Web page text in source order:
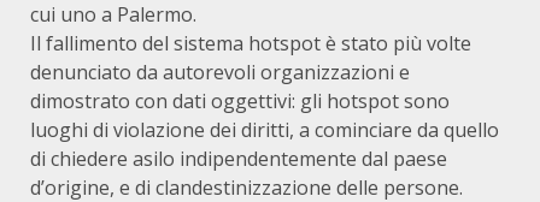
cui uno a Palermo.
Il fallimento del sistema hotspot è stato più volte
denunciato da autorevoli organizzazioni e
dimostrato con dati oggettivi: gli hotspot sono
luoghi di violazione dei diritti, a cominciare da quello
di chiedere asilo indipendentemente dal paese
d’origine, e di clandestinizzazione delle persone.